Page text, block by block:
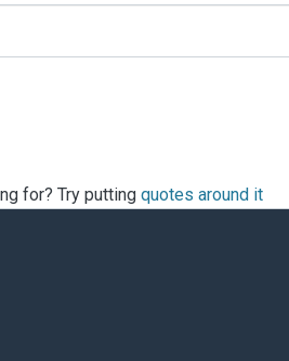
for? Try putting quotes around it